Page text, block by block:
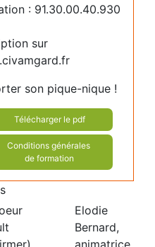
: 91.30.00.40.930
sur
son pique-nique !
Télécharger le pdf
Conditions générales
de formation
Elodie
Bernard,
animatrice